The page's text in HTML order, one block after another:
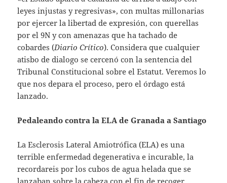
leyes injustas y regresivas», con multas millonarias
por ejercer la libertad de expresión, con querellas
por el 9N y con amenazas que ha tachado de
cobardes (Diario Crítico). Considera que cualquier
atisbo de dialogo se cercenó con la sentencia del
Tribunal Constitucional sobre el Estatut. Veremos lo
que nos depara el proceso, pero el órdago está
lanzado.
Pedaleando contra la ELA de Granada a Santiago
La Esclerosis Lateral Amiotrófica (ELA) es una
terrible enfermedad degenerativa e incurable, la
recordareis por los cubos de agua helada que se